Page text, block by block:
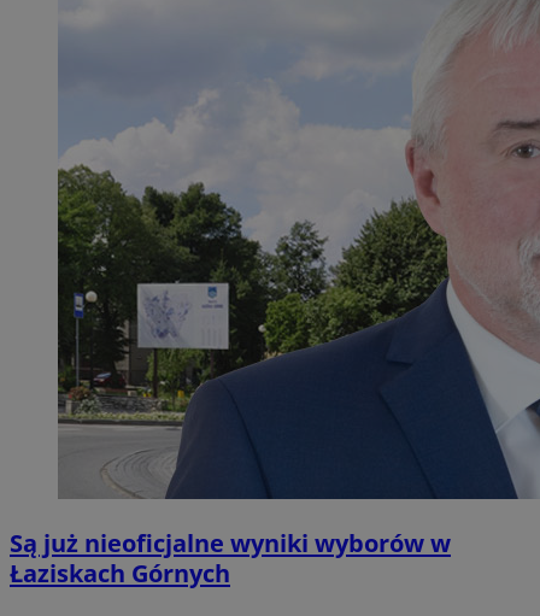
Są już nieoficjalne wyniki wyborów w
Łaziskach Górnych